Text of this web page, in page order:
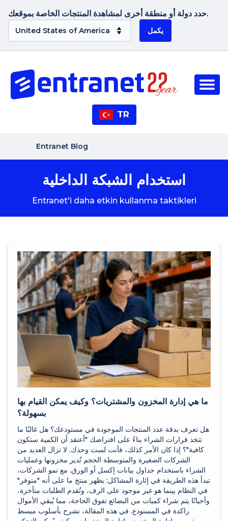
حدد دولة أو منطقة أخرى لمشاهدة المنتجات الخاصة بموقعك.
يكمل
TR
Entranet Blog
استخدام الشبكة الداخلية
Entranet'i daha etkin kullanma taktikleri
ما هي إدارة المخزون والمشتريات؟ وكيف يمكن القيام بها
بسهولة؟
هل تعرف بدقة عدد المنتجات الموجودة في مستودعك؟ هل غالبًا ما
تتخذ قرارات الشراء بناءً على افتراضك "أعتقد أن الكمية ستكون
كافية"؟ إذا كان الأمر كذلك، فأنت لست وحدك. لا تزال العديد من
الشركات الصغيرة والمتوسطة الحجم تُدير مخزونها وعمليات
الشراء باستخدام جداول بيانات إكسل أو الورق. مع نمو الشركات،
تبدأ هذه الطريقة في إثارة المشاكل: يظهر منتج ما على أنه "متوفر"
في النظام بينما هو غير موجود على الرف، وتُقدم الطلبات متأخرة،
وأحيانًا يتم شراء كميات من البضائع تفوق الحاجة، مما يُبقي الأموال
راكدة في المستودع. في هذه المقالة، نشرح بأسلوب مبسط